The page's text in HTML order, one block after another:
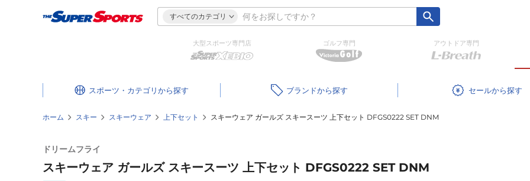
すべてのカテゴリ
大型スポーツ専門店 ゴルフ専門 アウトドア専門
スポーツ・カテゴリ ブランド セール
ホーム スキー スキーウェア 上下セット スキーウェア ガールズ スキースーツ 上下セット DFGS0222 SET DNM
ドリームフライ
スキーウェア ガールズ スキースーツ 上下セット DFGS0222 SET DNM